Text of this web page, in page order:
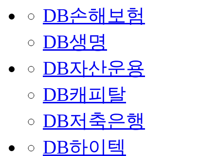
DB손해보험
DB생명
DB자산운용
DB캐피탈
DB저축은행
DB하이텍